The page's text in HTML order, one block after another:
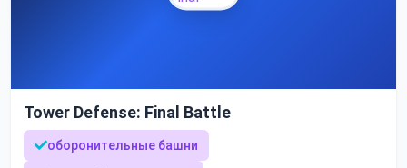
Tower Defense: Final Battle
оборонительные башни